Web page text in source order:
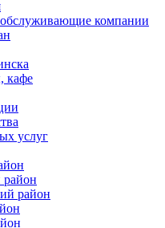
компании
кафе
услуг
район